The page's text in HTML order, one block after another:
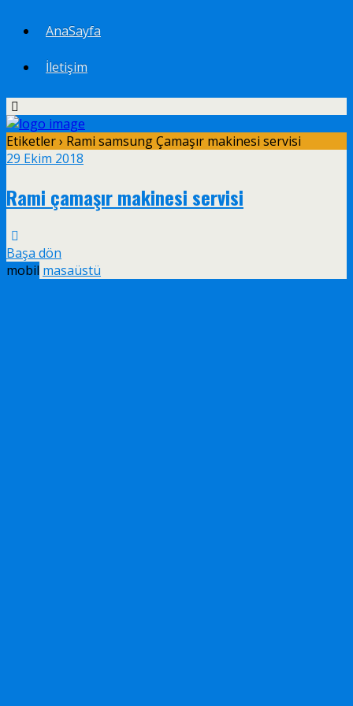
AnaSayfa
İletişim
Etiketler › Rami samsung Çamaşır makinesi servisi
29 Ekim 2018
Rami çamaşır makinesi servisi
Başa dön
mobil masaüstü